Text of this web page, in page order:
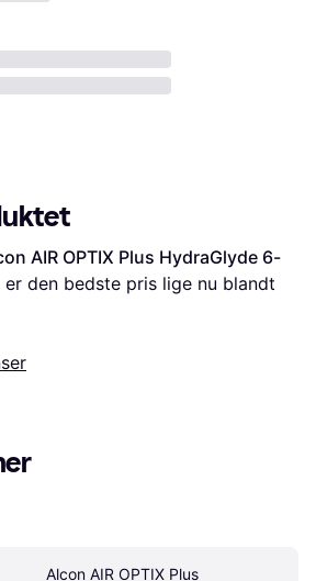
AIR OPTIX Plus HydraGlyde 6-
Alcon AIR OPTIX Plus